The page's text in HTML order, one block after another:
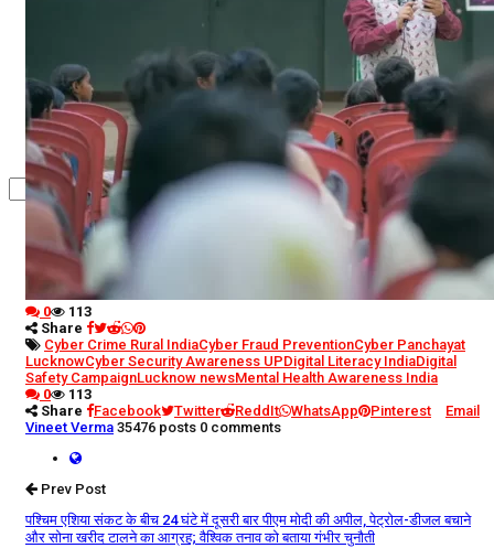
धर्म
विज्ञान तकनीकी
0
113
Share
Cyber Crime Rural IndiaCyber Fraud PreventionCyber Panchayat
LucknowCyber Security Awareness UPDigital Literacy IndiaDigital
Safety CampaignLucknow newsMental Health Awareness India
0
113
Share
Facebook Twitter ReddIt WhatsApp Pinterest
Email
Vineet Verma 35476 posts 0 comments
Prev Post
पश्चिम एशिया संकट के बीच 24 घंटे में दूसरी बार पीएम मोदी की अपील, पेट्रोल-डीजल बचाने
और सोना खरीद टालने का आग्रह; वैश्विक तनाव को बताया गंभीर चुनौती